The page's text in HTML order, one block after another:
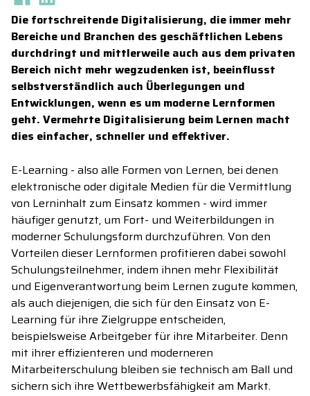
Die fortschreitende Digitalisierung, die immer mehr
Bereiche und Branchen des geschäftlichen Lebens
durchdringt und mittlerweile auch aus dem privaten
Bereich nicht mehr wegzudenken ist, beeinflusst
selbstverständlich auch Überlegungen und
Entwicklungen, wenn es um moderne Lernformen
geht. Vermehrte Digitalisierung beim Lernen macht
dies einfacher, schneller und effektiver.
E-Learning - also alle Formen von Lernen, bei denen
elektronische oder digitale Medien für die Vermittlung
von Lerninhalt zum Einsatz kommen - wird immer
häufiger genutzt, um Fort- und Weiterbildungen in
moderner Schulungsform durchzuführen. Von den
Vorteilen dieser Lernformen profitieren dabei sowohl
Schulungsteilnehmer, indem ihnen mehr Flexibilität
und Eigenverantwortung beim Lernen zugute kommen,
als auch diejenigen, die sich für den Einsatz von E-
Learning für ihre Zielgruppe entscheiden,
beispielsweise Arbeitgeber für ihre Mitarbeiter. Denn
mit ihrer effizienteren und moderneren
Mitarbeiterschulung bleiben sie technisch am Ball und
sichern sich ihre Wettbewerbsfähigkeit am Markt.